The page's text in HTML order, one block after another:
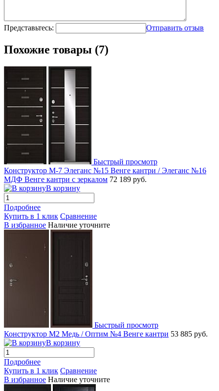
Представьтесь: Отправить отзыв
Похожие товары (7)
Быстрый просмотр
Конструктор М-7 Элеганс №15 Венге кантри / Элеганс №16
МДФ Венге кантри с зеркалом 72 189 руб.
В корзину
Подробнее
Купить в 1 клик Сравнение
В избранное Наличие уточните
Быстрый просмотр
Конструктор М2 Медь / Оптим №4 Венге кантри 53 885 руб.
В корзину
Подробнее
Купить в 1 клик Сравнение
В избранное Наличие уточните